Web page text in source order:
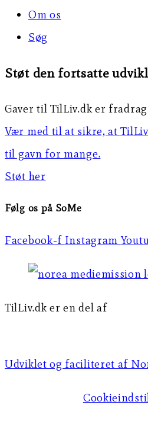
Om os
Søg
Støt den fortsatte
Gaver til TilLiv.dk er
Vær med til at sikre, at
til gavn for mange.
Støt her
Følg os på SoMe
Facebook-f Instagram
TilLiv.dk er en del af
Udviklet og faciliteret af